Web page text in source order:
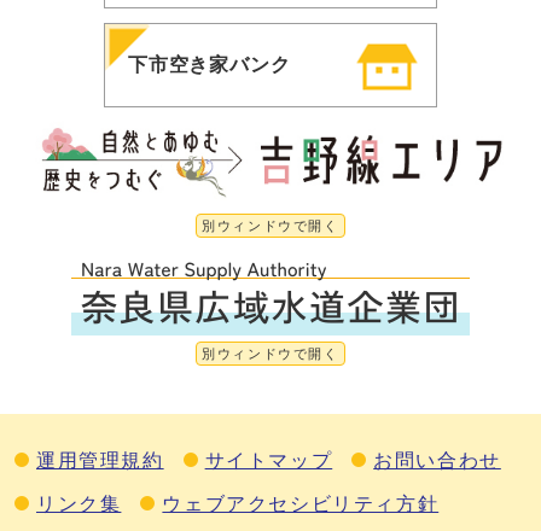
下市空き家バンク
別ウィンドウで開く
別ウィンドウで開く
運用管理規約 サイトマップ お問い合わせ
リンク集 ウェブアクセシビリティ方針